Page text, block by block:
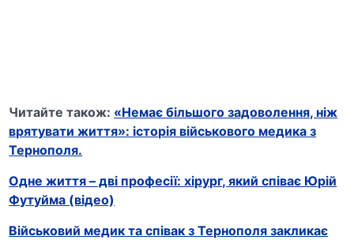
Читайте також: «Немає більшого задоволення, ніж
врятувати життя»: історія військового медика з
Тернополя.
Одне життя – дві професії: хірург, який співає Юрій
Футуйма (відео)
Військовий медик та співак з Тернополя закликає